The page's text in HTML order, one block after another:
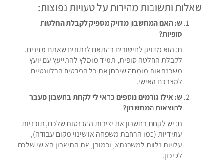
שאלות ותשובות מהירות על טעויות נפוצות:
ש: האם המחשבון מדויק מספיק לקבלת החלטות
סופיות?
ת: הוא מדויק לחישובים בהתאם לנתונים שאתם מזינים.
לקבלת החלטה סופית, תמיד מומלץ להתייעץ עם יועץ
משכנתאות מומחה שיבחן את כל הפרטים הרלוונטיים
למצבכם האישי.
ש: אילו גורמים נוספים כדאי לי לקחת בחשבון מעבר
לתוצאות המחשבון?
ת: יש לקחת בחשבון את יציבות ההכנסות שלכם, תוכניות
עתידיות (כמו הרחבת משפחה או שינוי מקום עבודה),
עלויות נלוות למשכנתא, וכמובן, את התיאבון האישי שלכם
לסיכון.